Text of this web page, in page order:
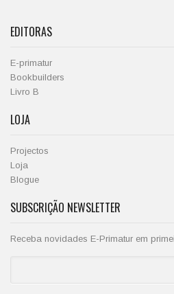
EDITORAS
E-primatur
Bookbuilders
Livro B
LOJA
Projectos
Loja
Blogue
SUBSCRIÇÃO NEWSLETTER
Receba novidades E-Primatur em